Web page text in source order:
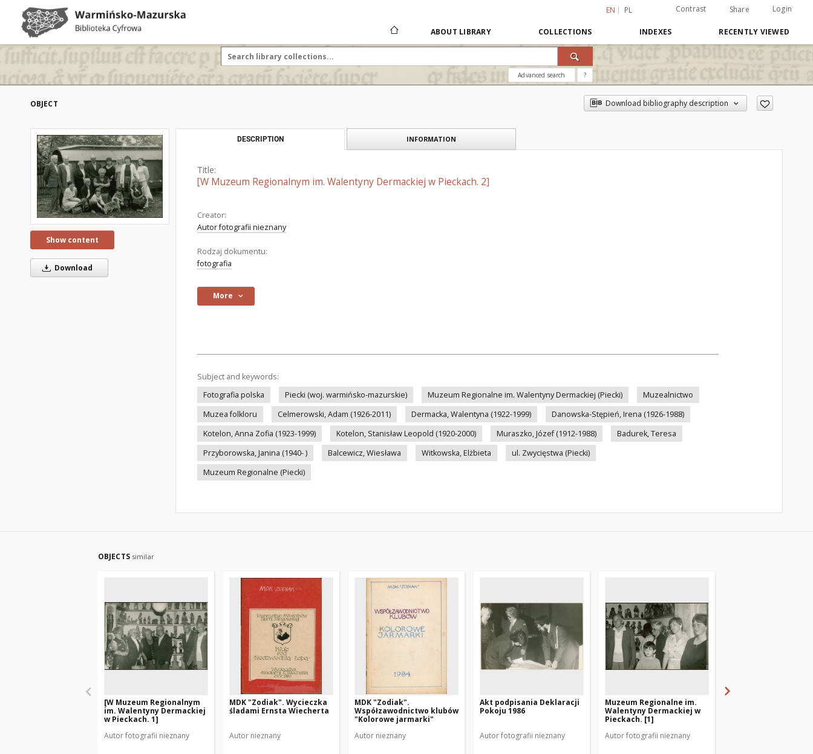
EN PL Contrast Share Login
ABOUT LIBRARY COLLECTIONS INDEXES RECENTLY VIEWED
Advanced search ?
OBJECT Download bibliography description
Show content
Download
DESCRIPTION INFORMATION
Title:
[W Muzeum Regionalnym im. Walentyny Dermackiej w Pieckach. 2]
Creator:
Autor fotografii nieznany
Rodzaj dokumentu:
fotografia
More
Subject and keywords:
Fotografia polska
Piecki (woj. warmińsko-mazurskie) Muzeum Regionalne im. Walentyny Dermackiej (Piecki)
Muzealnictwo
Muzea folkloru
Celmerowski, Adam (1926-2011) Dermacka, Walentyna (1922-1999)
Danowska-Stępień, Irena (1926-1988)
Kotelon, Anna Zofia (1923-1999)
Kotelon, Stanisław Leopold (1920-2000) Muraszko, Józef (1912-1988)
Badurek, Teresa
Przyborowska, Janina (1940- )
Balcewicz, Wiesława Witkowska, Elżbieta
ul. Zwycięstwa (Piecki)
Muzeum Regionalne (Piecki)
OBJECTS similar
[W Muzeum Regionalnym
im. Walentyny Dermackiej
w Pieckach. 1]
Autor fotografii nieznany
MDK "Zodiak". Wycieczka
śladami Ernsta Wiecherta
Autor nieznany
MDK "Zodiak".
Współzawodnictwo klubów
"Kolorowe jarmarki"
Autor nieznany
Akt podpisania Deklaracji
Pokoju 1986
Autor fotografii nieznany
Muzeum Regionalne im.
Walentyny Dermackiej w
Pieckach. [1]
Autor fotografii nieznany